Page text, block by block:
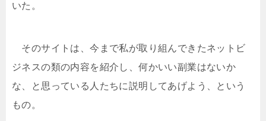
いた。
そのサイトは、今まで私が取り組んできたネットビ
ジネスの類の内容を紹介し、何かいい副業はないか
な、と思っている人たちに説明してあげよう、という
もの。